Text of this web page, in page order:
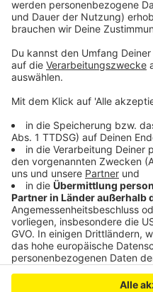
Anzeige
Anzeige
Anzeige